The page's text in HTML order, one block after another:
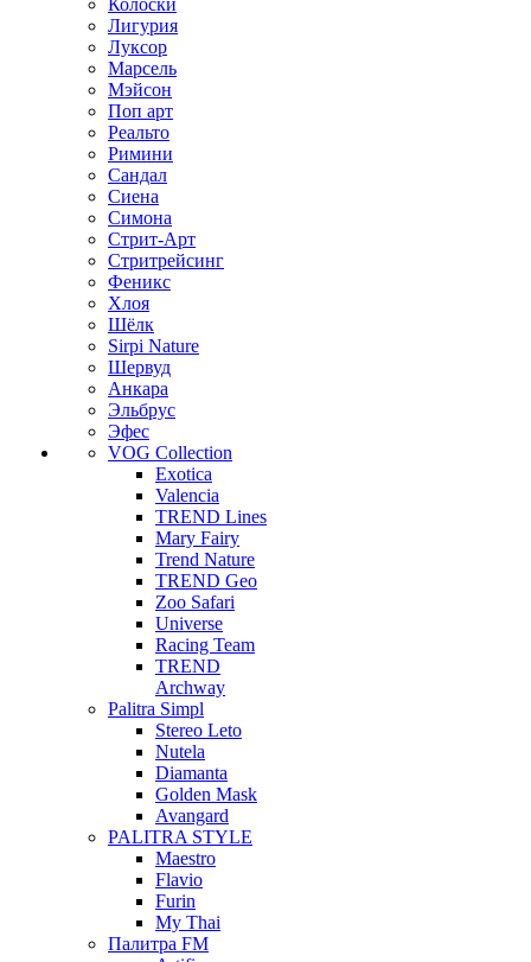
Колоски
Лигурия
Луксор
Марсель
Мэйсон
Поп арт
Реальто
Римини
Сандал
Сиена
Симона
Стрит-Арт
Стритрейсинг
Феникс
Хлоя
Шёлк
Sirpi Nature
Шервуд
Анкара
Эльбрус
Эфес
VOG Collection
Exotica
Valencia
TREND Lines
Mary Fairy
Trend Nature
TREND Geo
Zoo Safari
Universe
Racing Team
TREND
Archway
Palitra Simpl
Stereo Leto
Nutela
Diamanta
Golden Mask
Avangard
PALITRA STYLE
Maestro
Flavio
Furin
My Thai
Палитра FM